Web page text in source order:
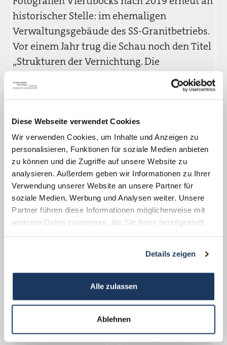
Diese Webseite verwendet Cookies
Wir verwenden Cookies, um Inhalte und Anzeigen zu
personalisieren, Funktionen für soziale Medien anbieten
zu können und die Zugriffe auf unsere Website zu
analysieren. Außerdem geben wir Informationen zu Ihrer
Verwendung unserer Website an unsere Partner für
soziale Medien, Werbung und Analysen weiter. Unsere
Partner führen diese Informationen möglicherweise mit
weiteren Daten zusammen, die Sie ihnen bereitgestellt
Details zeigen
Alle zulassen
Ablehnen
historischer Stelle: im ehemaligen
Verwaltungsgebäude des SS-Granitbetriebs.
Vor einem Jahr trug die Schau noch den Titel
„Strukturen der Vernichtung. Die
Außenlager des KZ Flossenbürg heute.
Fotografien von Rainer Viertelböck.“ Seit
Künstlers jedoch erweitert, so dass die jetzt
in Flossenbürg präsentierten Arbeiten unter
dem Titel „UN SICHTBAR“ gezeigt werden.
Unter diesem Titel wird die Ausstellung ab
2021 schließlich auch an ausgewählten
Orten in Sachsen und der Tschechischen
Republik zu sehen sein.
Montag bis Freitag 13.00 – 17.00 Uhr
Wochenende und Feiertage 10.00 – 17.00
Uhr
Ehemaliges Verwaltungsgebäude der
Deutschen Erd- und Steinwerke (DESt),